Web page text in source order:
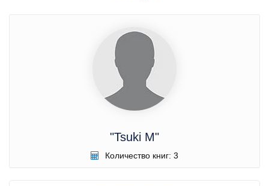
"Tsuki M"
Количество книг: 3